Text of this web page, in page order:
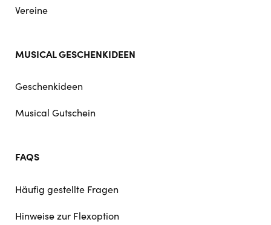
Vereine
MUSICAL GESCHENKIDEEN
Geschenkideen
Musical Gutschein
FAQS
Häufig gestellte Fragen
Hinweise zur Flexoption